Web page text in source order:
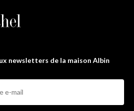
newsletters de la maison Albin